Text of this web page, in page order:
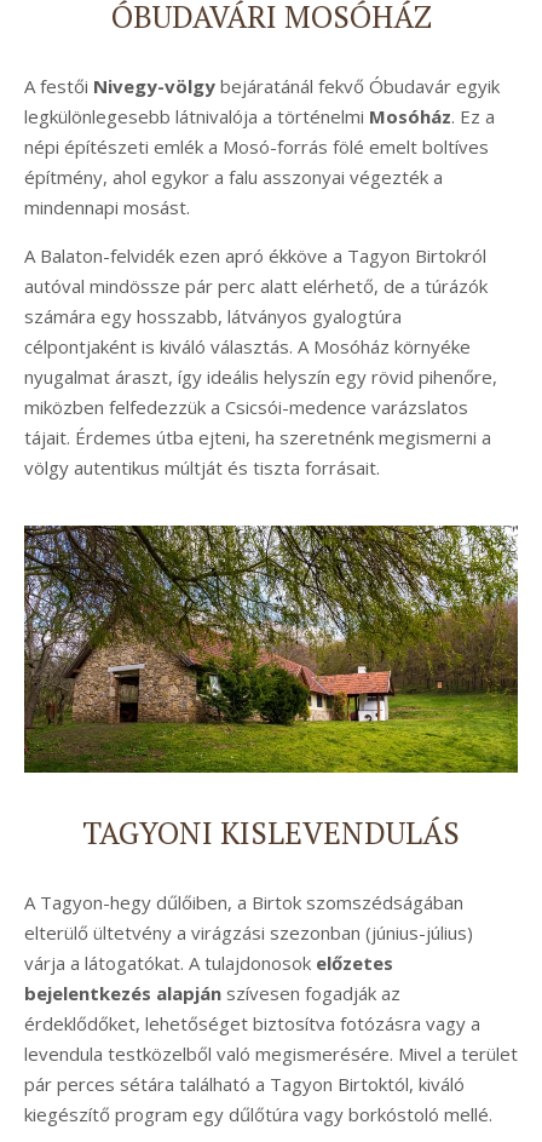
ÓBUDAVÁRI MOSÓHÁZ
A festői Nivegy-völgy bejáratánál fekvő Óbudavár egyik
legkülönlegesebb látnivalója a történelmi Mosóház. Ez a
népi építészeti emlék a Mosó-forrás fölé emelt boltíves
építmény, ahol egykor a falu asszonyai végezték a
mindennapi mosást.
A Balaton-felvidék ezen apró ékköve a Tagyon Birtokról
autóval mindössze pár perc alatt elérhető, de a túrázók
számára egy hosszabb, látványos gyalogtúra
célpontjaként is kiváló választás. A Mosóház környéke
nyugalmat áraszt, így ideális helyszín egy rövid pihenőre,
miközben felfedezzük a Csicsói-medence varázslatos
tájait. Érdemes útba ejteni, ha szeretnénk megismerni a
völgy autentikus múltját és tiszta forrásait.
TAGYONI KISLEVENDULÁS
A Tagyon-hegy dűlőiben, a Birtok szomszédságában
elterülő ültetvény a virágzási szezonban (június-július)
várja a látogatókat. A tulajdonosok előzetes
bejelentkezés alapján szívesen fogadják az
érdeklődőket, lehetőséget biztosítva fotózásra vagy a
levendula testközelből való megismerésére. Mivel a terület
pár perces sétára található a Tagyon Birtoktól, kiváló
kiegészítő program egy dűlőtúra vagy borkóstoló mellé.